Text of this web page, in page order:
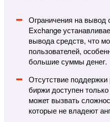
Ограничения на вывод
Exchange
вывода средств, что
пользователей,
большие суммы денег.
Отсутствие поддержки
биржи доступен
может вызвать
которые не владеют